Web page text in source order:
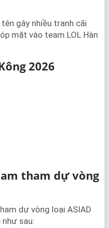
tên gây nhiều tranh cãi
mặt vào team LOL Hàn
2026
tham dự vòng
dự vòng loại ASIAD
sau: